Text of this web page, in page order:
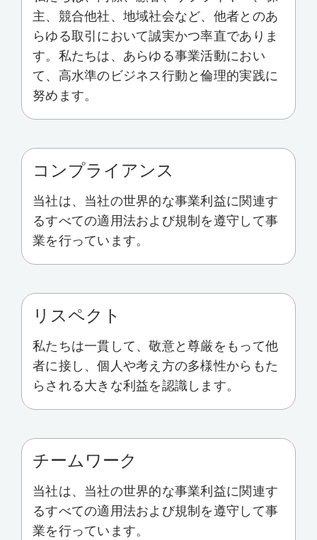
主、競合他社、地域社会など、他者とのあ
らゆる取引において誠実かつ率直でありま
す。私たちは、あらゆる事業活動におい
て、高水準のビジネス行動と倫理的実践に
努めます。
コンプライアンス
当社は、当社の世界的な事業利益に関連す
るすべての適用法および規制を遵守して事
業を行っています。
リスペクト
私たちは一貫して、敬意と尊厳をもって他
者に接し、個人や考え方の多様性からもた
らされる大きな利益を認識します。
チームワーク
当社は、当社の世界的な事業利益に関連す
るすべての適用法および規制を遵守して事
業を行っています。